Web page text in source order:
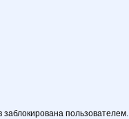
пользователем.